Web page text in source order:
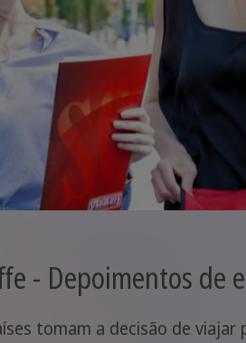
- Depoimentos de
tomam a decisão de